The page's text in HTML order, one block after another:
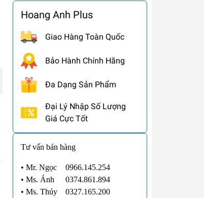
Hoang Anh Plus
Giao Hàng Toàn Quốc
Bảo Hành Chính Hãng
Đa Dạng Sản Phẩm
Đại Lý Nhập Số Lượng
Giá Cực Tốt
Tư vấn bán hàng
• Mr. Ngọc
0966.145.254
• Ms. Ánh
0374.861.894
• Ms. Thúy 0327.165.200